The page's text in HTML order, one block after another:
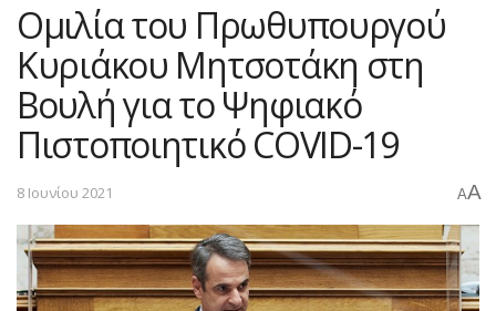
Ομιλία του Πρωθυπουργού
Κυριάκου Μητσοτάκη στη
Βουλή για το Ψηφιακό
Πιστοποιητικό COVID-19
8 Ιουνίου 2021 AA